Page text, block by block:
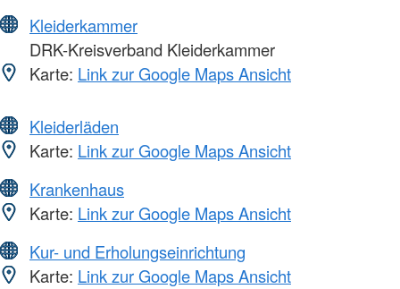
Kleiderkammer
DRK-Kreisverband Kleiderkammer
Karte: Link zur Google Maps Ansicht
Kleiderläden
Karte: Link zur Google Maps Ansicht
Krankenhaus
Karte: Link zur Google Maps Ansicht
Kur- und Erholungseinrichtung
Karte: Link zur Google Maps Ansicht